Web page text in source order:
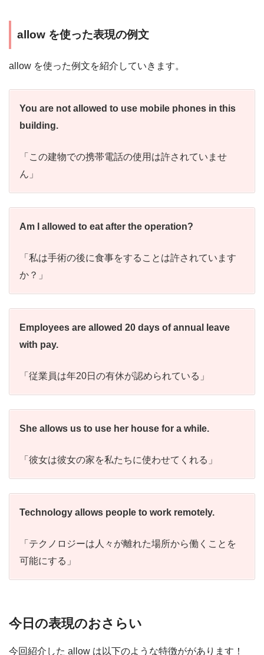
allow を使った表現の例文
allow を使った例文を紹介していきます。
You are not allowed to use mobile phones in this
building.
「この建物での携帯電話の使用は許されていませ
ん」
Am I allowed to eat after the operation?
「私は手術の後に食事をすることは許されています
か？」
Employees are allowed 20 days of annual leave
with pay.
「従業員は年20日の有休が認められている」
She allows us to use her house for a while.
「彼女は彼女の家を私たちに使わせてくれる」
Technology allows people to work remotely.
「テクノロジーは人々が離れた場所から働くことを
可能にする」
今日の表現のおさらい
今回紹介した allow は以下のような特徴ががあります！